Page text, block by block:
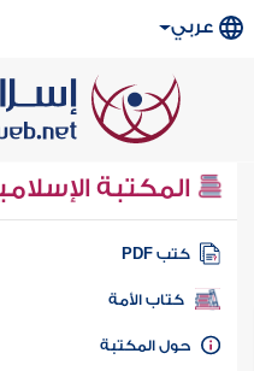
عربي
المكتبة
كتب PDF
كتاب الأمة